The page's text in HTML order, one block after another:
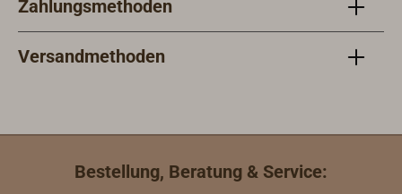
Alfred Mylne feiert.510 Seiten. Über
700 zeitgenössische Fotografien und
Zeichnungen. Format 27 x 29,5 x 4,5
Zahlungsmethoden
Versandmethoden
Bestellung, Beratung & Service: